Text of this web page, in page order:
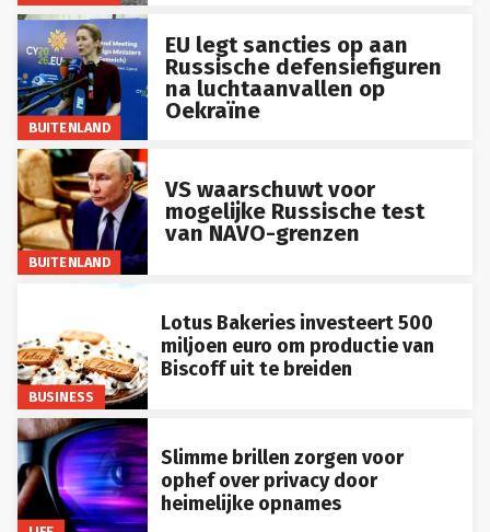
BUITENLAND
EU legt sancties op aan
Russische defensiefiguren
na luchtaanvallen op
Oekraïne
BUITENLAND
VS waarschuwt voor
mogelijke Russische test
van NAVO-grenzen
BUSINESS
Lotus Bakeries investeert 500
miljoen euro om productie van
Biscoff uit te breiden
LIFE
Slimme brillen zorgen voor
ophef over privacy door
heimelijke opnames